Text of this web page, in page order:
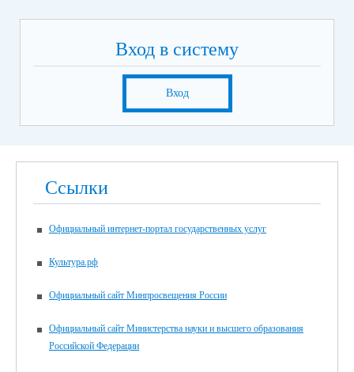
Вход в систему
Вход
Ссылки
Официальный интернет-портал государственных услуг
Культура.рф
Официальный сайт Минпросвещения России
Официальный сайт Министерства науки и высшего образования
Российской Федерации